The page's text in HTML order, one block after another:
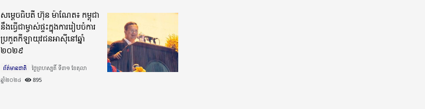
សម្តេចធិបតី ហ៊ុន ម៉ាណែត៖ កម្ពុជា
នឹងធ្វើជាម្ចាស់ផ្ទះក្នុងការរៀបចំការ
ប្រកួតកីឡាយុវជនអាស៊ីនៅឆ្នាំ
២០២៩
ព័ត៌មានជាតិ
ថ្ងៃព្រហស្បតិ៍ ទី៣១ ខែតុលា
ឆ្នាំ២០២៤​
895